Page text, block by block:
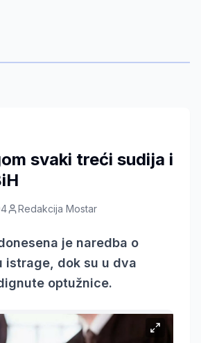
svaki treći sudija i
Redakcija Mostar
je naredba o
istrage, dok su u dva
optužnice.